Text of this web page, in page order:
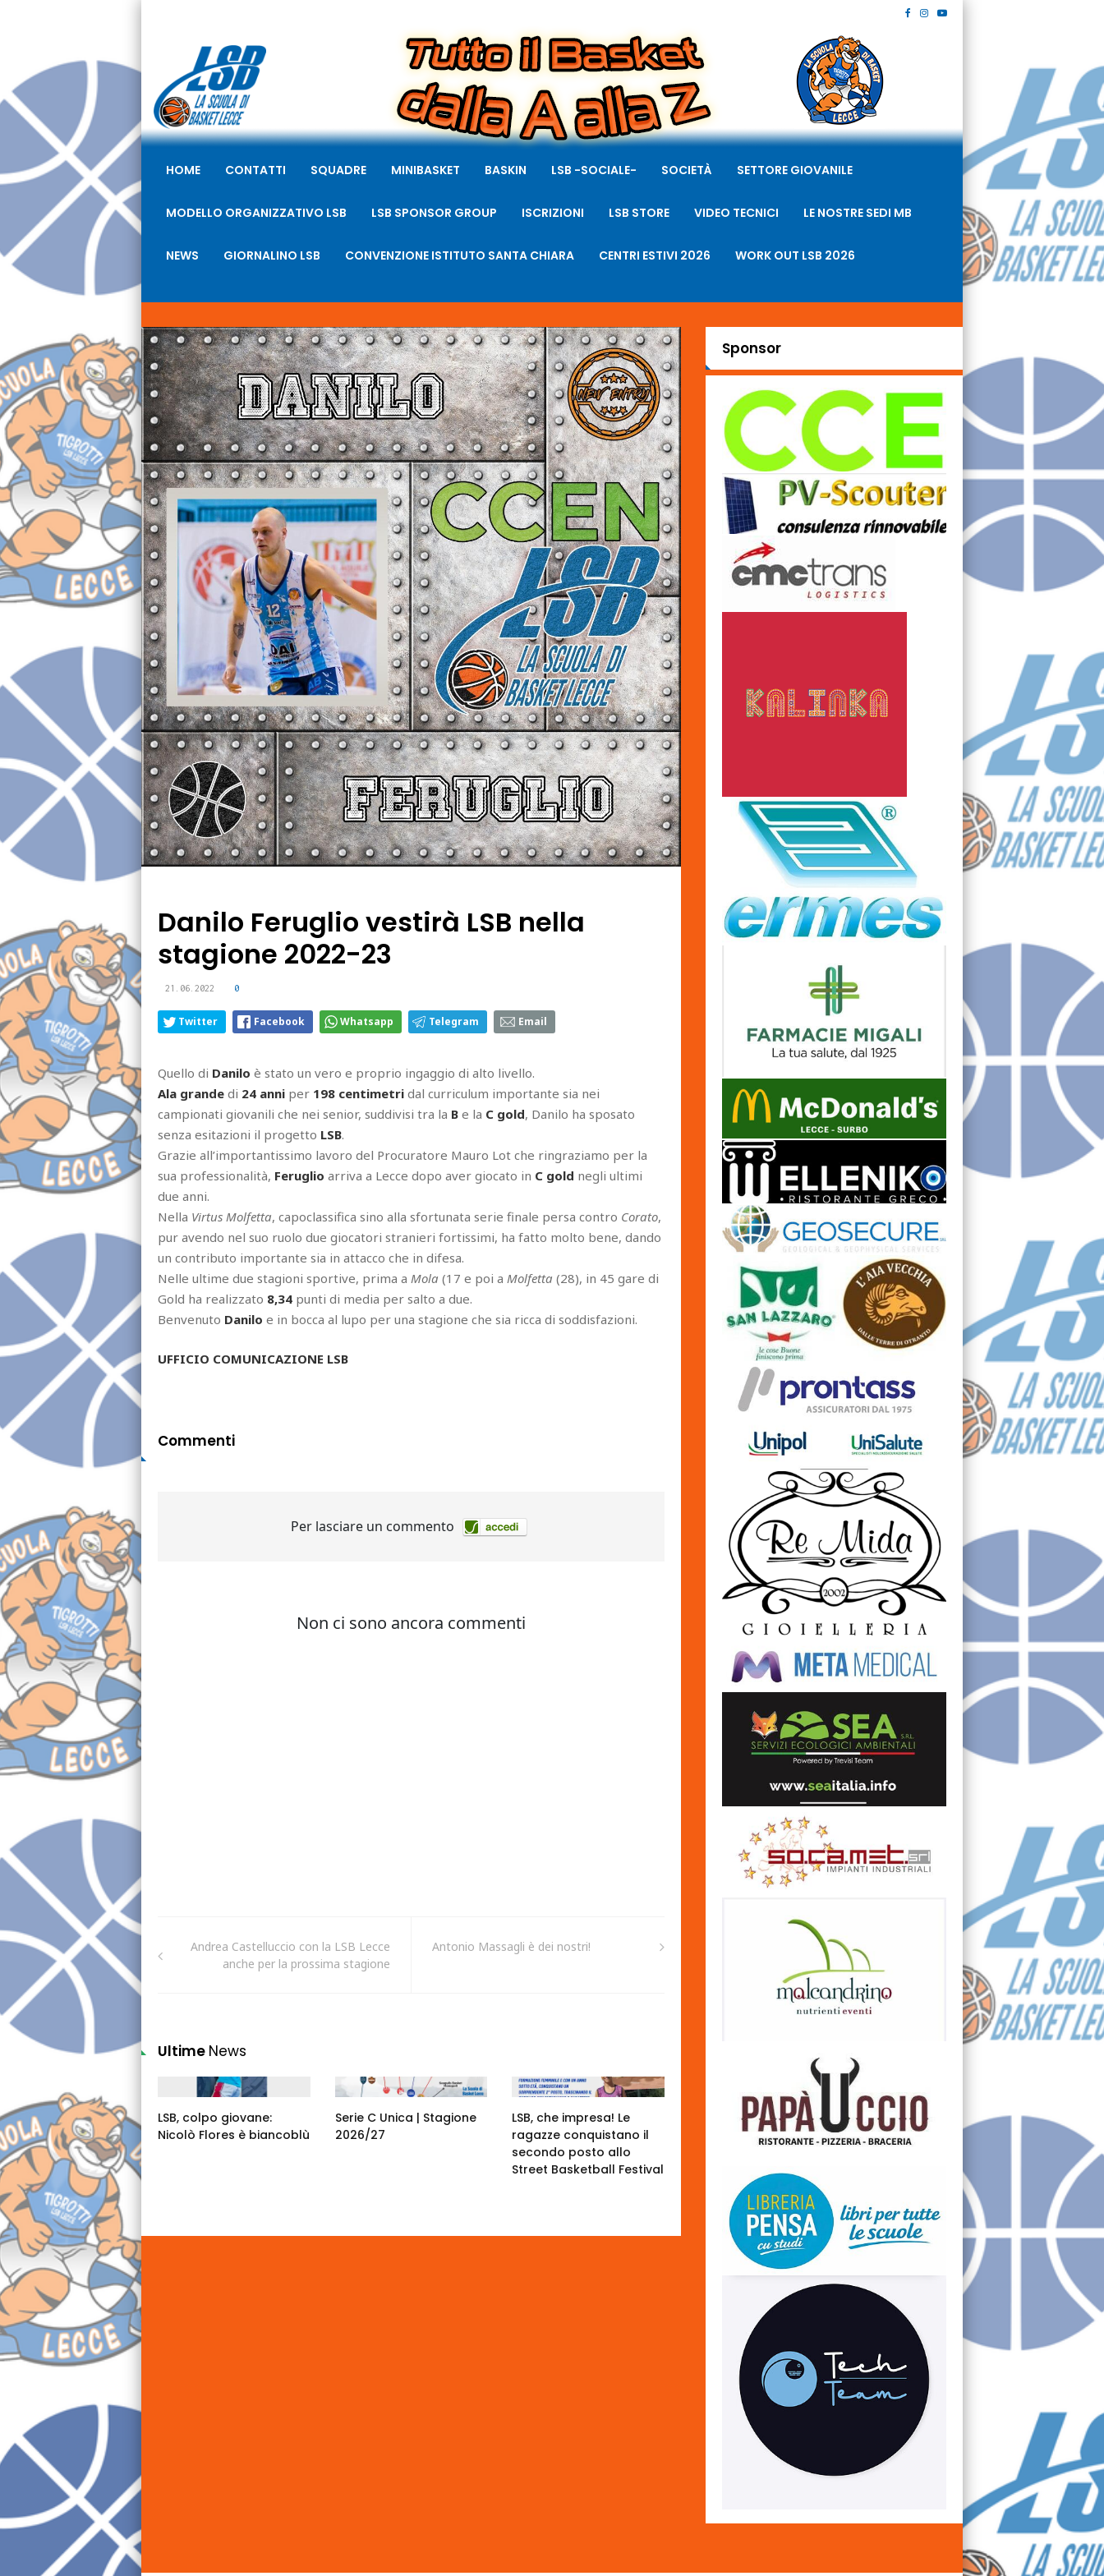
HOME CONTATTI SQUADRE MINIBASKET BASKIN LSB -SOCIALE- SOCIETÀ SETTORE GIOVANILE
MODELLO ORGANIZZATIVO LSB LSB SPONSOR GROUP ISCRIZIONI LSB STORE VIDEO TECNICI LE NOSTRE SEDI MB
NEWS GIORNALINO LSB CONVENZIONE ISTITUTO SANTA CHIARA CENTRI ESTIVI 2026 WORK OUT LSB 2026
Danilo Feruglio vestirà LSB nella
stagione 2022-23
21.06.2022 0
Twitter Facebook Whatsapp Telegram Email
Quello di Danilo è stato un vero e proprio ingaggio di alto livello.
Ala grande di 24 anni per 198 centimetri dal curriculum importante sia nei
campionati giovanili che nei senior, suddivisi tra la B e la C gold, Danilo ha sposato
senza esitazioni il progetto LSB.
Grazie all’importantissimo lavoro del Procuratore Mauro Lot che ringraziamo per la
sua professionalità, Feruglio arriva a Lecce dopo aver giocato in C gold negli ultimi
due anni.
Nella Virtus Molfetta, capoclassifica sino alla sfortunata serie finale persa contro Corato,
pur avendo nel suo ruolo due giocatori stranieri fortissimi, ha fatto molto bene, dando
un contributo importante sia in attacco che in difesa.
Nelle ultime due stagioni sportive, prima a Mola (17 e poi a Molfetta (28), in 45 gare di
Gold ha realizzato 8,34 punti di media per salto a due.
Benvenuto Danilo e in bocca al lupo per una stagione che sia ricca di soddisfazioni.
UFFICIO COMUNICAZIONE LSB
Commenti
Andrea Castelluccio con la LSB Lecce
anche per la prossima stagione
Antonio Massagli è dei nostri!
Ultime News
LSB, colpo giovane:
Nicolò Flores è biancoblù
Serie C Unica | Stagione
2026/27
LSB, che impresa! Le
ragazze conquistano il
secondo posto allo
Street Basketball Festival
Sponsor